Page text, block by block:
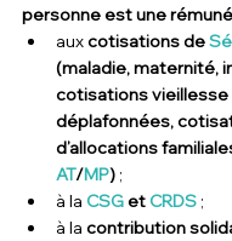
personne est une
aux cotisations de
(maladie, maternité,
cotisations
déplafonnées,
d’allocations
AT/MP) ;
à la CSG et CRDS ;
à la contribution